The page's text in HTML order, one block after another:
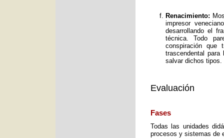
Renacimiento:
impresor
desarrollando el
técnica. Todo
conspiración
trascendental
salvar dichos tipos.
Evaluación
Fases
Todas las unidades
procesos y sistemas de